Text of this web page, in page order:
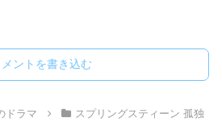
メントを書き込む
ドラマ
スプリングスティーン 孤独